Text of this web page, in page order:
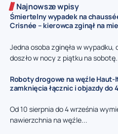
Najnowsze wpisy
Śmiertelny wypadek na
Crisnée – kierowca zginął na
Jedna osoba zginęła w wypadku,
doszło w nocy z piątku na
Roboty drogowe na węźle Haut-
zamknięcia łącznic i objazdy do
Od 10 sierpnia do 4 września
nawierzchnia na węźle...